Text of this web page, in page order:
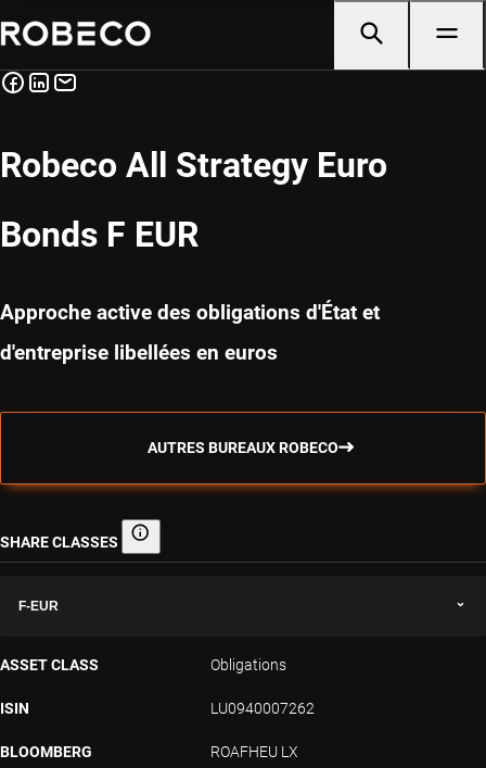
Robeco All Strategy Euro
Bonds F EUR
Approche active des obligations d'État et
d'entreprise libellées en euros
AUTRES BUREAUX ROBECO
SHARE CLASSES Share classes
F-EUR
ASSET CLASS Obligations
ISIN LU0940007262
BLOOMBERG ROAFHEU LX